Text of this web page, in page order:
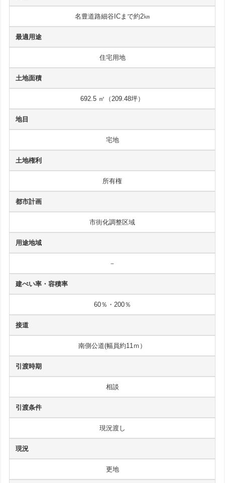
名豊道路細谷ICまで約2㎞
最適用途
住宅用地
土地面積
692.5 ㎡（209.48坪）
地目
宅地
土地権利
所有権
都市計画
市街化調整区域
用途地域
－
建ぺい率・容積率
60％・200％
接道
南側公道(幅員約11ｍ）
引渡時期
相談
引渡条件
現況渡し
現況
更地